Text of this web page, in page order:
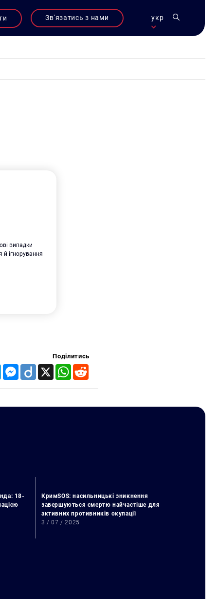
Зв'язатись з нами укр
випадки
й ігнорування
Поділитись
TelegramMessenger
Diigo X WhatsApp
18-
КримSOS: насильницькі зникнення
завершуються смертю найчастіше для
активних противників окупації
3 / 07 / 2025